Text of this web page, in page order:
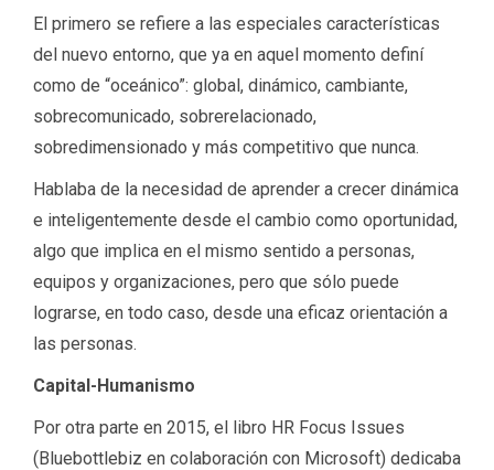
El primero se refiere a las especiales características
del nuevo entorno, que ya en aquel momento definí
como de “oceánico”: global, dinámico, cambiante,
sobrecomunicado, sobrerelacionado,
sobredimensionado y más competitivo que nunca.
Hablaba de la necesidad de aprender a crecer dinámica
e inteligentemente desde el cambio como oportunidad,
algo que implica en el mismo sentido a personas,
equipos y organizaciones, pero que sólo puede
lograrse, en todo caso, desde una eficaz orientación a
las personas.
Capital-Humanismo
Por otra parte en 2015, el libro HR Focus Issues
(Bluebottlebiz en colaboración con Microsoft) dedicaba